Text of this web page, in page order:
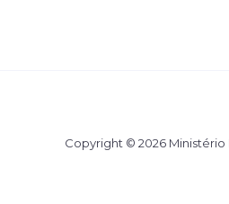
Copyright © 2026 Ministério